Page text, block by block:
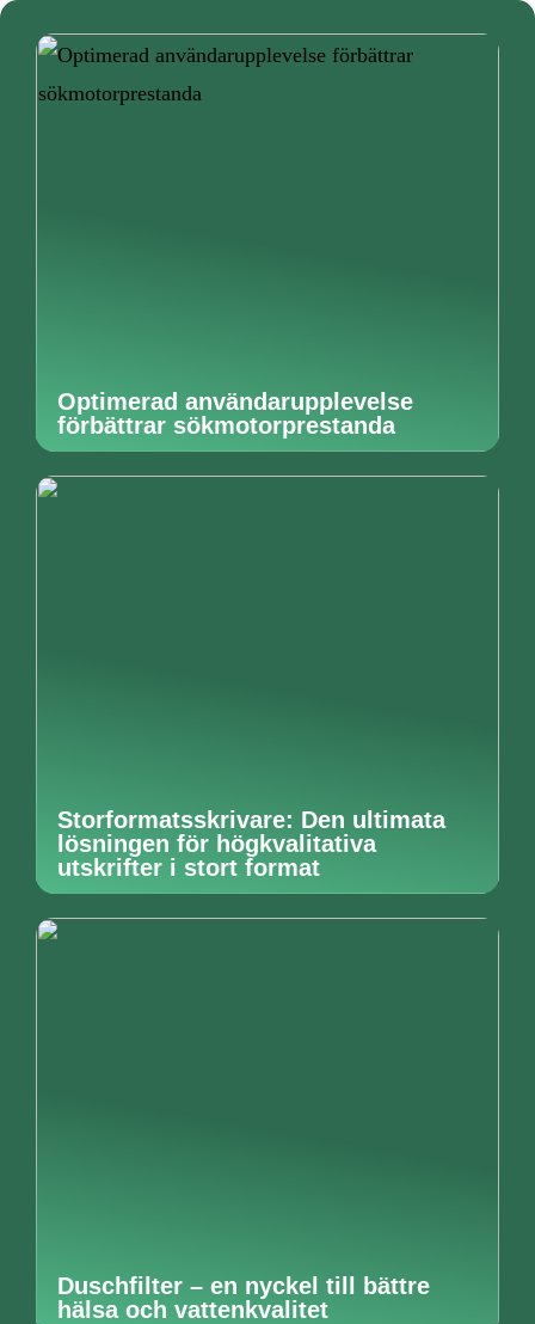
Optimerad användarupplevelse
förbättrar sökmotorprestanda
Storformatsskrivare: Den ultimata
lösningen för högkvalitativa
utskrifter i stort format
Duschfilter – en nyckel till bättre
hälsa och vattenkvalitet